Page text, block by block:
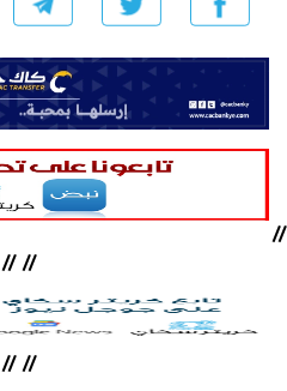
//
//
//
//
//